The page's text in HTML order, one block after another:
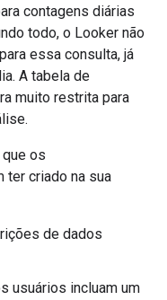
contagens diárias
todo, o Looker não
essa consulta, já
A tabela de
muito restrita para
os
ter criado na sua
de dados
usuários incluam um